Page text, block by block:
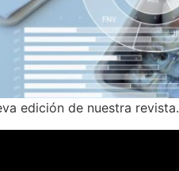
edición de nuestra revista.